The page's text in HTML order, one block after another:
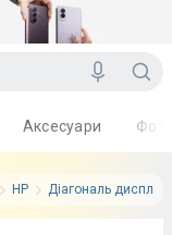
HP Діагональ
Аксесуари